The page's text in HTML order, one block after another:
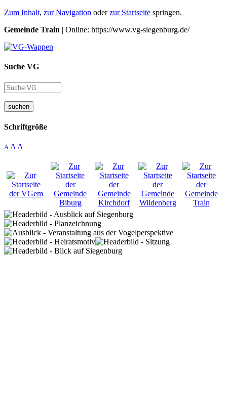
Zum Inhalt, zur Navigation oderzur Startseite springen.
Gemeinde Train | Online: https://www.vg-siegenburg.de/
Suche VG
suchen
Schriftgröße
A A A